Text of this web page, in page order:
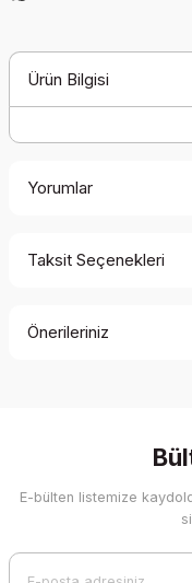
Ürün Bilgisi
Yorumlar
Taksit Seçenekleri
Önerileriniz
Görüş ve önerileriniz
Ürün resmi kalitesiz,
E-bülten listemize